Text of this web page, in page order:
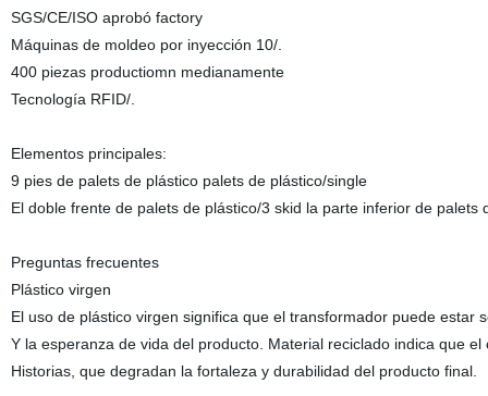
SGS/CE/ISO aprobó factory
Máquinas de moldeo por inyección 10/.
400 piezas productiomn medianamente
Tecnología RFID/.
Elementos principales:
9 pies de palets de plástico palets de plástico/single
El doble frente de palets de plástico/3 skid la parte inferior de palets
Preguntas frecuentes
Plástico virgen
El uso de plástico virgen significa que el transformador puede estar
Y la esperanza de vida del producto. Material reciclado indica que el
Historias, que degradan la fortaleza y durabilidad del producto final.